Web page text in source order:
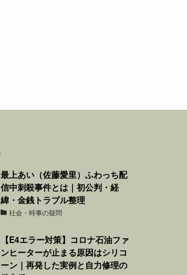
最上あい（佐藤愛里）ふわっち配
信中刺殺事件とは｜初公判・経
緯・金銭トラブル整理
社会・時事の疑問
【E4エラー対策】コロナ石油ファ
ンヒーターが止まる原因はシリコ
ーン｜再発した実例と自力修理の